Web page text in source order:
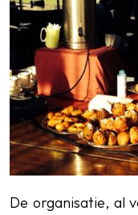
De organisatie, al